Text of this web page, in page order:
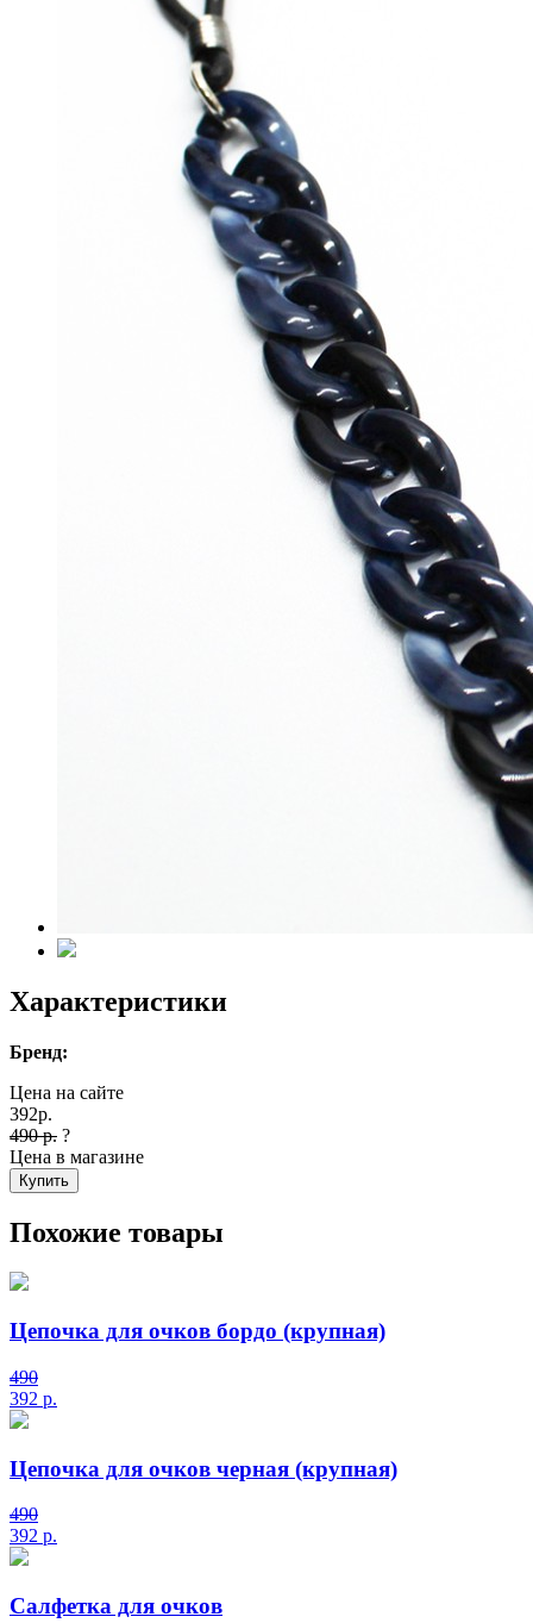
Характеристики
Бренд:
Цена на сайте
392р.
490 р. ?
Цена в магазине
Купить
Похожие товары
Цепочка для очков бордо (крупная)
490
392 р.
Цепочка для очков черная (крупная)
490
392 р.
Салфетка для очков